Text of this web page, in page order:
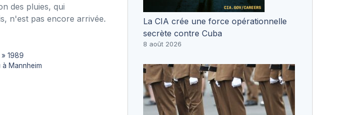
des pluies, qui
n'est pas encore arrivée.
1989
Mannheim
La CIA crée une force opérationnelle
secrète contre Cuba
8 août 2026